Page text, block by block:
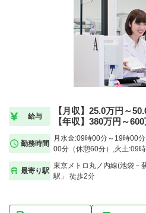
給与
【月収】25.0万円～
【年収】380万円～
勤務時間
月水金:09時00分～19時00
00分（休憩60分）,火土:09
最寄り駅
東京メトロ丸ノ内線(池袋－
駅」 徒歩2分